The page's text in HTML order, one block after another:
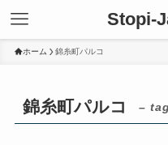
Stopi-
ホーム 錦糸町パルコ
錦糸町パルコ –